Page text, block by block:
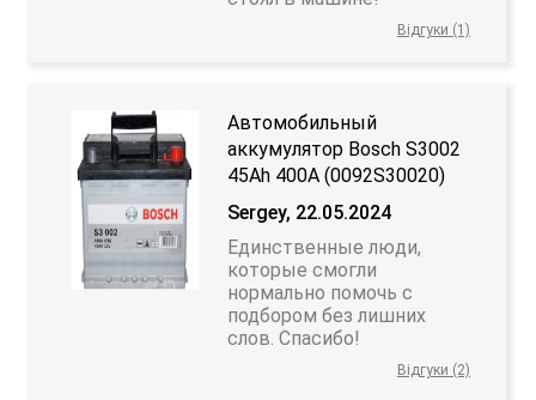
Відгуки (1)
Автомобильный
аккумулятор Bosch S3002
45Ah 400A (0092S30020)
Sergey, 22.05.2024
Единственные люди,
которые смогли
нормально помочь с
подбором без лишних
слов. Спасибо!
Відгуки (2)